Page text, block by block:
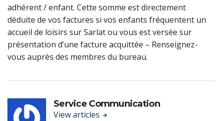
adhérent / enfant. Cette somme est directement
déduite de vos factures si vos enfants fréquentent un
accueil de loisirs sur Sarlat ou vous est versée sur
présentation d’une facture acquittée – Renseignez-
vous auprès des membres du bureau.
Service Communication
View articles